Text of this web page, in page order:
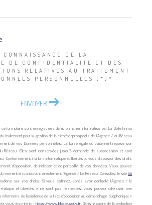
DE LA
DE CONFIDENTIALITÉ ET DES
RELATIVES AU TRAITEMENT
PERSONNELLES (*)*
ENVOYER
formulaire sont enregistrées dans un fichier informatisé par La Boite Immo
traitement pour la gestion de la clientèle/prospects de l'Agence / du Réseau
de vos Données personnelles. La base légale du traitement repose sur
Réseau. Elles sont conservées jusqu'à demande de suppression et sont
Conformément à la loi « informatique et libertés », vous disposez des droits
d’opposition, de limitation et de portabilité de vos données. Vous pouvez
moment en contactant directement l’Agence / Le Réseau. Consultez le sitehtt
sur vos droits. Si vous estimez, après avoir contacté l'Agence / le
et Libertés » ne sont pas respectés, vous pouvez adresser une
informons de l’existence de la liste d'opposition au démarchage téléphonique «
vous inscrire ici : https://www.bloctel.gouv.fr. Dans le cadre de la protection